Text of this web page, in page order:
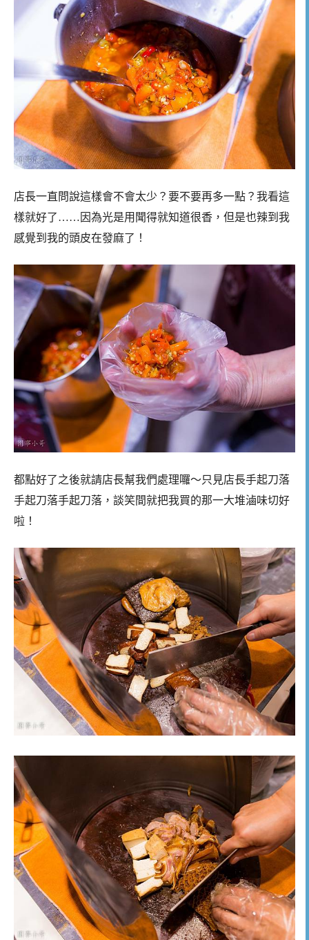
店長一直問說這樣會不會太少？要不要再多一點？我看這
樣就好了……因為光是用聞得就知道很香，但是也辣到我
感覺到我的頭皮在發麻了！
都點好了之後就請店長幫我們處理囉～只見店長手起刀落
手起刀落手起刀落，談笑間就把我買的那一大堆滷味切好
啦！